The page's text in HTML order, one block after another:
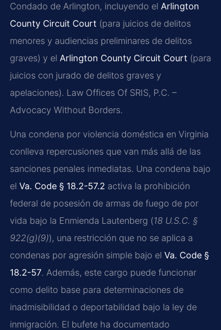
Condado de Arlington, incluyendo el Arlington
County Circuit Court (para juicios de delitos
menores y audiencias preliminares de delitos
graves) y el Arlington County Circuit Court (para
juicios con jurado de delitos graves y
apelaciones). Law Offices Of SRIS, P.C. –
Advocacy Without Borders.
Una condena por violencia doméstica en Virginia
conlleva repercusiones que van más allá de las
sanciones penales inmediatas. Una condena bajo
el Va. Code § 18.2-57.2 activa la prohibición
federal de posesión de armas de fuego de por
vida bajo la Enmienda Lautenberg (18 U.S.C. §
922(g)(9)), una restricción que no se aplica a
condenas por agresión simple bajo el Va. Code §
18.2-57. Además, este cargo puede funcionar
como delito base para determinaciones de
inadmisibilidad o deportabilidad bajo la ley de
inmigración. El bufete ha documentado